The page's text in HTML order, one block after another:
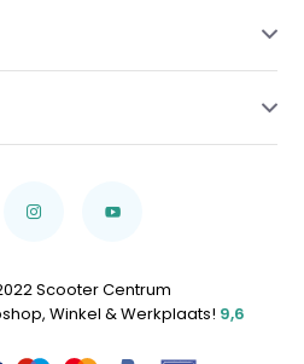
Scooter Centrum
Winkel & Werkplaats! 9,6